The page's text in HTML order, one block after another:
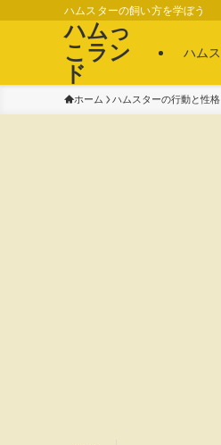
ハムスターの飼い方を学ぼう
ハムっ
こラン
ド
ハム
ホーム ハムスターの行動と性格